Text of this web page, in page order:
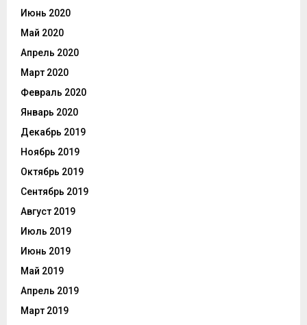
Июнь 2020
Май 2020
Апрель 2020
Март 2020
Февраль 2020
Январь 2020
Декабрь 2019
Ноябрь 2019
Октябрь 2019
Сентябрь 2019
Август 2019
Июль 2019
Июнь 2019
Май 2019
Апрель 2019
Март 2019